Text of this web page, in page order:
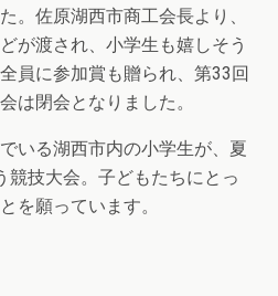
。佐原湖西市商工会長より、
が渡され、小学生も嬉しそう
員に参加賞も贈られ、第33回
は閉会となりました。
いる湖西市内の小学生が、夏
競技大会。子どもたちにとっ
を願っています。